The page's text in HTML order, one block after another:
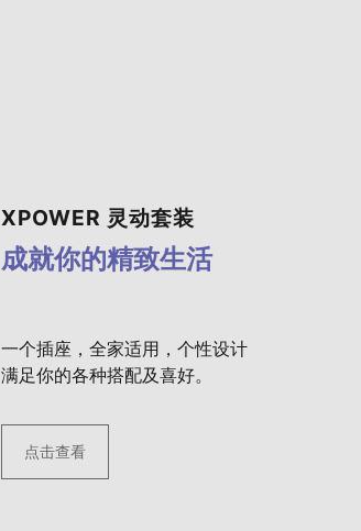
XPOWER 灵动套装
成就你的精致生活
一个插座，全家适用，个性设计
满足你的各种搭配及喜好。
点击查看